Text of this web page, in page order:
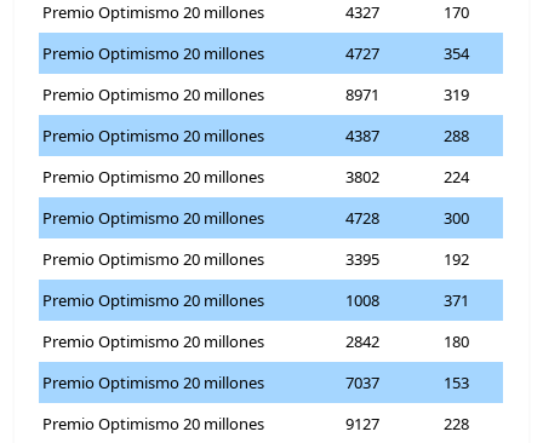
Premio Optimismo 20 millones
4327
170
Premio Optimismo 20 millones
4727
354
Premio Optimismo 20 millones
8971
319
Premio Optimismo 20 millones
4387
288
Premio Optimismo 20 millones
3802
224
Premio Optimismo 20 millones
4728
300
Premio Optimismo 20 millones
3395
192
Premio Optimismo 20 millones
1008
371
Premio Optimismo 20 millones
2842
180
Premio Optimismo 20 millones
7037
153
Premio Optimismo 20 millones
9127
228